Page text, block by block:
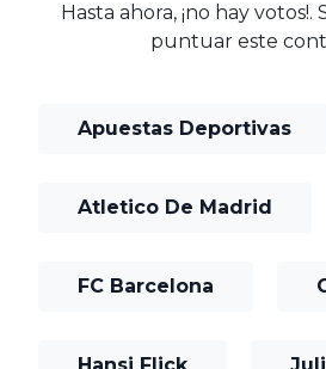
Hasta ahora, ¡no hay
puntuar este
Apuestas Deportivas
Atletico De Madrid
FC Barcelona